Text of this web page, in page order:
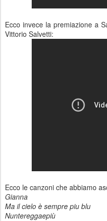
Ecco invece la premiazione a
Vittorio Salvetti:
Ecco le canzoni che abbiamo
Gianna
Ma il cielo è sempre piu blu
Nuntereggaepiù